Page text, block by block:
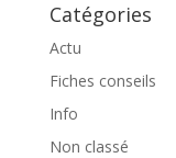
Catégories
Actu
Fiches conseils
Info
Non classé